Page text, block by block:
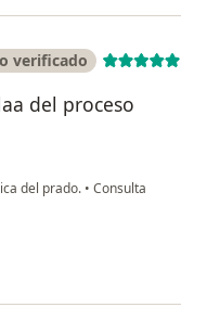
verificado
del proceso
del prado. • Consulta